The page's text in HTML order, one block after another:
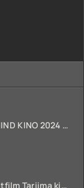
SALAAR 2 QISMI UZBEK TILIDA HIND KINO 2024 TARJIMA 720p HD Skachat
O'lik Kelin Uzbek tilida 2023 Multfilm Tarjima kino skachat